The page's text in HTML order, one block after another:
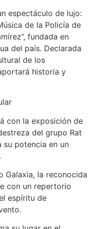
espectáculo de lujo:
de la Policía de
fundada en
del país. Declarada
de los
historia y
con la exposición de
del grupo Rat
su potencia en un
Galaxia, la reconocida
con un repertorio
espíritu de